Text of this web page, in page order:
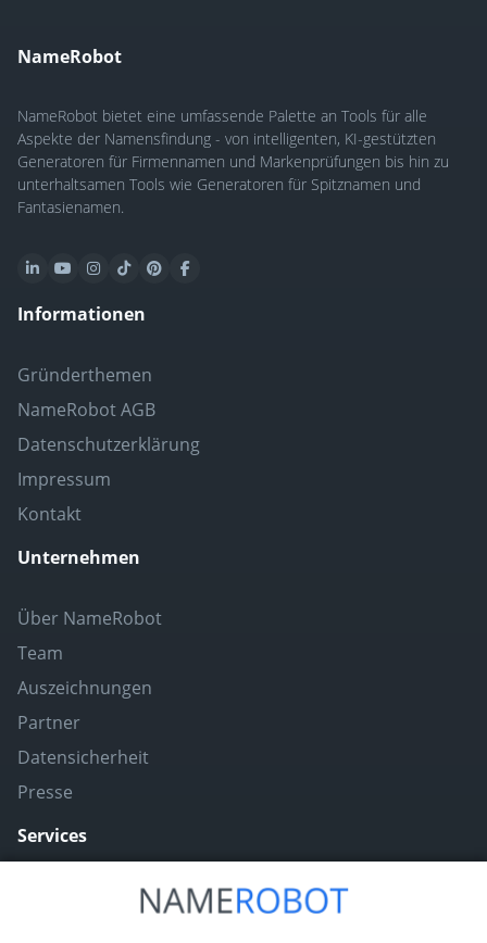
NameRobot
NameRobot bietet eine umfassende Palette an Tools für alle
Aspekte der Namensfindung - von intelligenten, KI-gestützten
Generatoren für Firmennamen und Markenprüfungen bis hin zu
unterhaltsamen Tools wie Generatoren für Spitznamen und
Fantasienamen.
Informationen
Gründerthemen
NameRobot AGB
Datenschutzerklärung
Impressum
Kontakt
Unternehmen
Über NameRobot
Team
Auszeichnungen
Partner
Datensicherheit
Presse
Services
Naming ToolBox